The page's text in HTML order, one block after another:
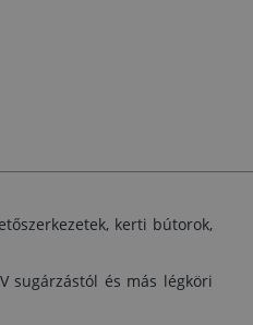
kerti bútorok,
sugárzástól és más légköri